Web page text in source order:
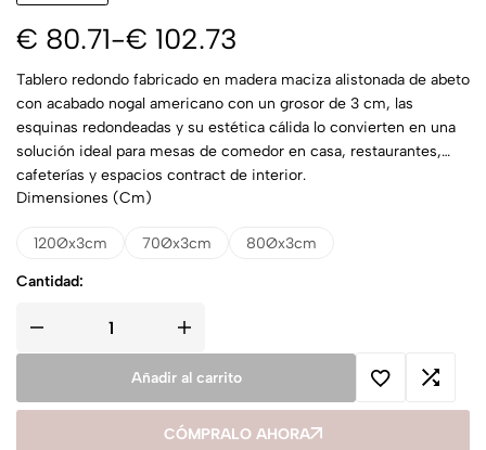
€ 80.71-€ 102.73
Tablero redondo fabricado en madera maciza alistonada de abeto
con acabado nogal americano con un grosor de 3 cm, las
esquinas redondeadas y su estética cálida lo convierten en una
solución ideal para mesas de comedor en casa, restaurantes,
cafeterías y espacios contract de interior.
Dimensiones (cm)
120Øx3cm 70Øx3cm 80Øx3cm
Cantidad:
Añadir al carrito
CÓMPRALO AHORA